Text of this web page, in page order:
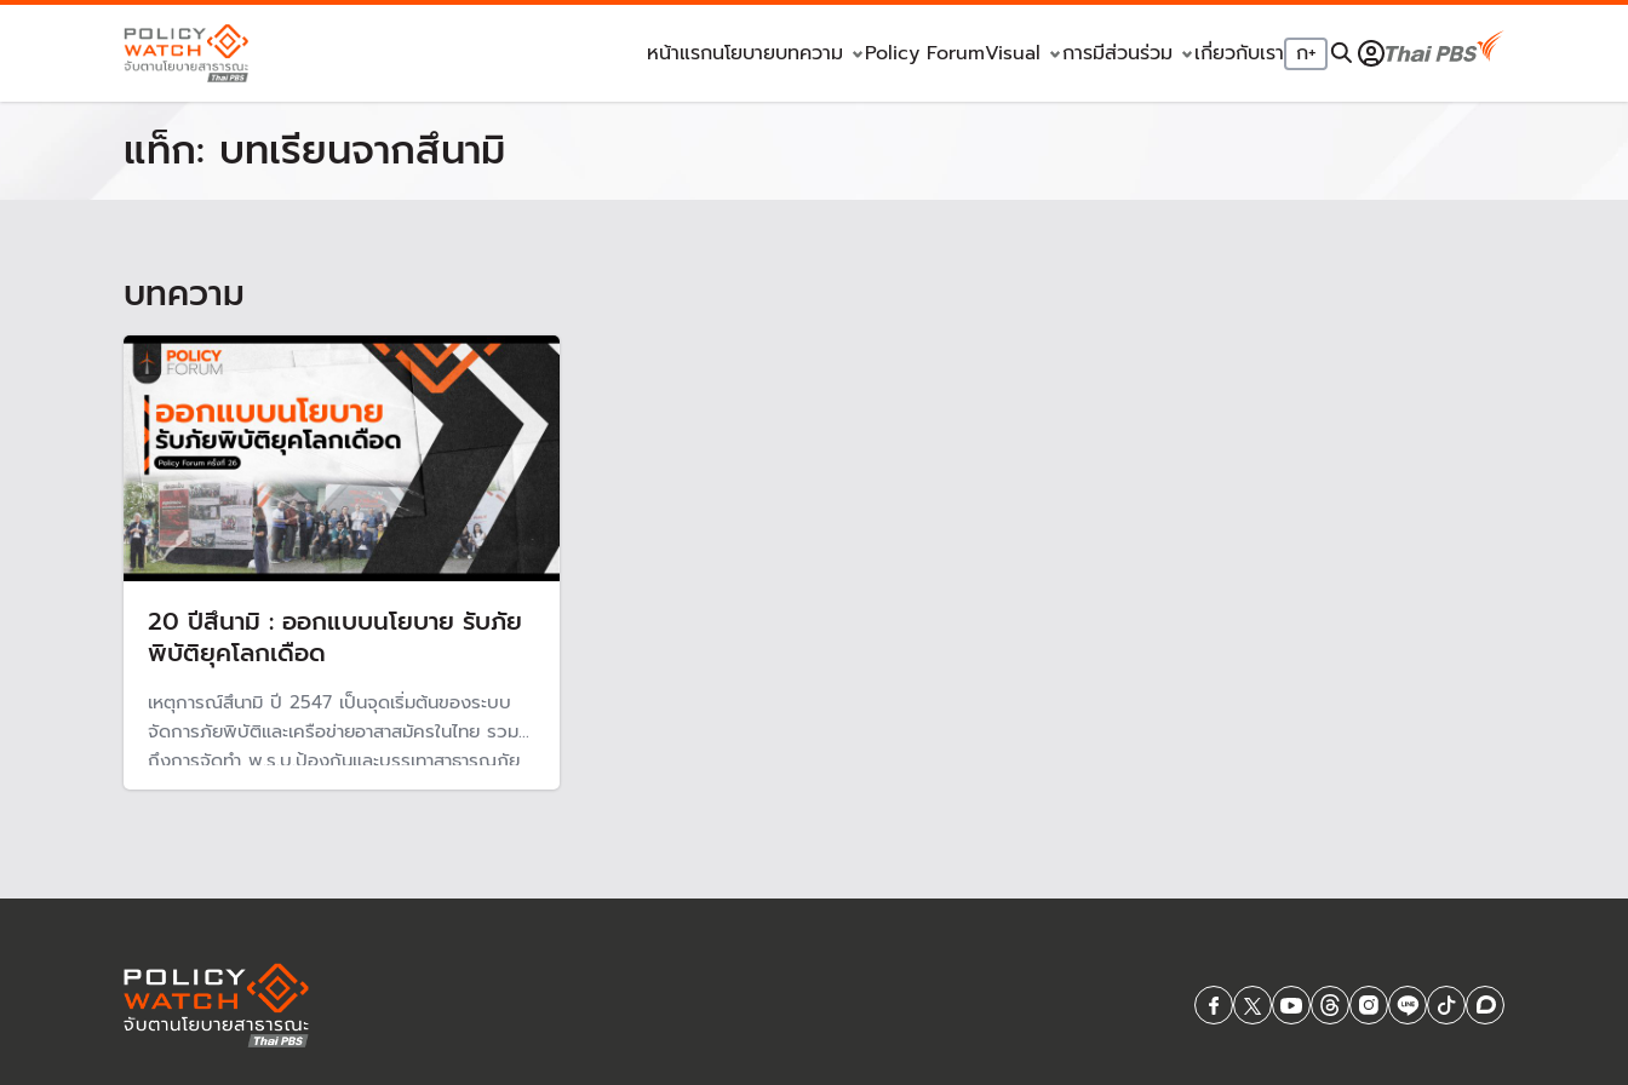
หน้าแรกนโยบายบทความ Policy ForumVisual การมีส่วนร่วม เกี่ยวกับเรา ก+
แท็ก: บทเรียนจากสึนามิ
บทความ
20 ปีสึนามิ : ออกแบบนโยบาย รับภัย
พิบัติยุคโลกเดือด
เหตุการณ์สึนามิ ปี 2547 เป็นจุดเริ่มต้นของระบบ
จัดการภัยพิบัติและเครือข่ายอาสาสมัครในไทย รวม
ถึงการจัดทำ พ.ร.บ.ป้องกันและบรรเทาสาธารณภัย
พ.ศ.2550 ผ่านเส้นทางยาวนานมาถึงวันนี้